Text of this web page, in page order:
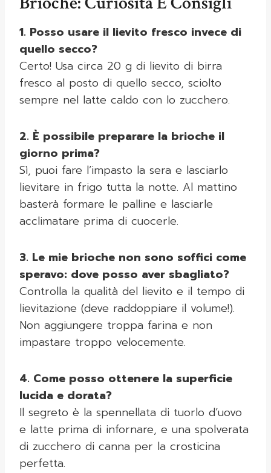
1. Posso usare il lievito fresco invece di
quello secco?
Certo! Usa circa 20 g di lievito di birra
fresco al posto di quello secco, sciolto
sempre nel latte caldo con lo zucchero.
2. È possibile preparare la brioche il
giorno prima?
Sì, puoi fare l’impasto la sera e lasciarlo
lievitare in frigo tutta la notte. Al mattino
basterà formare le palline e lasciarle
acclimatare prima di cuocerle.
3. Le mie brioche non sono soffici come
speravo: dove posso aver sbagliato?
Controlla la qualità del lievito e il tempo di
lievitazione (deve raddoppiare il volume!).
Non aggiungere troppa farina e non
impastare troppo velocemente.
4. Come posso ottenere la superficie
lucida e dorata?
Il segreto è la spennellata di tuorlo d’uovo
e latte prima di infornare, e una spolverata
di zucchero di canna per la crosticina
perfetta.